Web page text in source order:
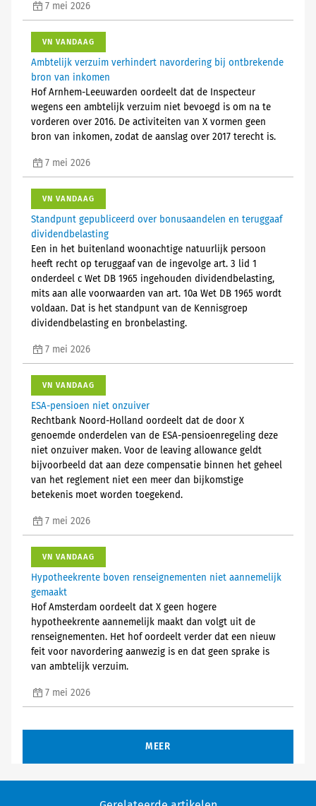
7 mei 2026
VN VANDAAG
Ambtelijk verzuim verhindert navordering bij ontbrekende
bron van inkomen
Hof Arnhem-Leeuwarden oordeelt dat de Inspecteur
wegens een ambtelijk verzuim niet bevoegd is om na te
vorderen over 2016. De activiteiten van X vormen geen
bron van inkomen, zodat de aanslag over 2017 terecht is.
7 mei 2026
VN VANDAAG
Standpunt gepubliceerd over bonusaandelen en teruggaaf
dividendbelasting
Een in het buitenland woonachtige natuurlijk persoon
heeft recht op teruggaaf van de ingevolge art. 3 lid 1
onderdeel c Wet DB 1965 ingehouden dividendbelasting,
mits aan alle voorwaarden van art. 10a Wet DB 1965 wordt
voldaan. Dat is het standpunt van de Kennisgroep
dividendbelasting en bronbelasting.
7 mei 2026
VN VANDAAG
ESA-pensioen niet onzuiver
Rechtbank Noord-Holland oordeelt dat de door X
genoemde onderdelen van de ESA-pensioenregeling deze
niet onzuiver maken. Voor de leaving allowance geldt
bijvoorbeeld dat aan deze compensatie binnen het geheel
van het reglement niet een meer dan bijkomstige
betekenis moet worden toegekend.
7 mei 2026
VN VANDAAG
Hypotheekrente boven renseignementen niet aannemelijk
gemaakt
Hof Amsterdam oordeelt dat X geen hogere
hypotheekrente aannemelijk maakt dan volgt uit de
renseignementen. Het hof oordeelt verder dat een nieuw
feit voor navordering aanwezig is en dat geen sprake is
van ambtelijk verzuim.
7 mei 2026
MEER